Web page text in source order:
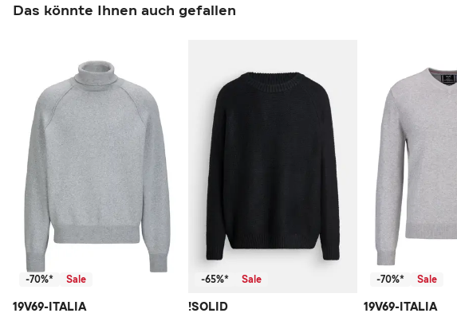
Das könnte Ihnen auch gefallen
-70%* Sale
19V69-ITALIA
-65%* Sale
!SOLID
-70%* Sale
19V69-ITALIA